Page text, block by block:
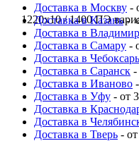
1220x10 / 1400 ПЭ
Доставка в Москву -
Доставка в Казань-
Доставка в Владимир
Доставка в Самару -
Доставка в
Доставка в Саранск -
Доставка в Иваново
Доставка в Уфу - от
Доставка в
Доставка в
Доставка в Тверь -